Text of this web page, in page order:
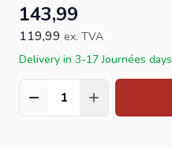
143,99
119,99 ex. TVA
Delivery in 3-17 Journées days
Quantité